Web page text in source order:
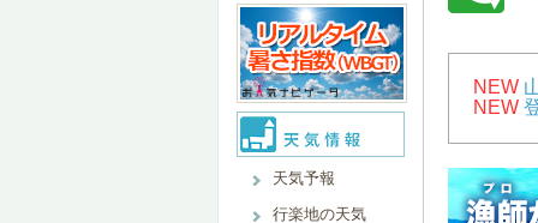
天気予報
行楽地の天気
NEW
NEW